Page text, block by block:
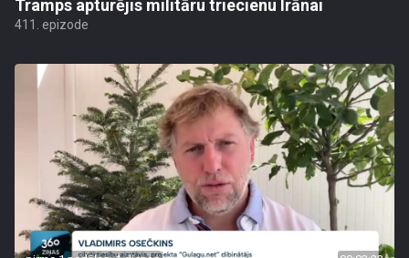
Tramps apturējis militāru triecienu Irānai
411. epizode